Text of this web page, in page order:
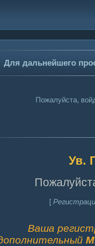
Для дальнейшего
Пожалуйста,
Ув.
[
Ваша